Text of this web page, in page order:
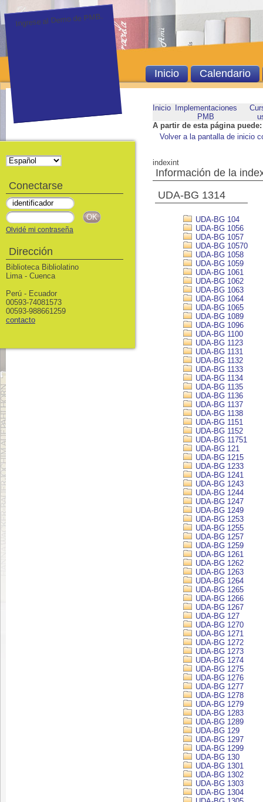
Inicio
Implementaciones
PMB
A partir de esta página puede:
Volver a la pantalla de inicio
indexint
Información de la
UDA-BG 1314
UDA-BG 104
UDA-BG 1056
UDA-BG 1057
UDA-BG 10570
UDA-BG 1058
UDA-BG 1059
UDA-BG 1061
UDA-BG 1062
UDA-BG 1063
UDA-BG 1064
UDA-BG 1065
UDA-BG 1089
UDA-BG 1096
UDA-BG 1100
UDA-BG 1123
UDA-BG 1131
UDA-BG 1132
UDA-BG 1133
UDA-BG 1134
UDA-BG 1135
UDA-BG 1136
UDA-BG 1137
UDA-BG 1138
UDA-BG 1151
UDA-BG 1152
UDA-BG 11751
UDA-BG 121
UDA-BG 1215
UDA-BG 1233
UDA-BG 1241
UDA-BG 1243
UDA-BG 1244
UDA-BG 1247
UDA-BG 1249
UDA-BG 1253
UDA-BG 1255
UDA-BG 1257
UDA-BG 1259
UDA-BG 1261
UDA-BG 1262
UDA-BG 1263
UDA-BG 1264
UDA-BG 1265
UDA-BG 1266
UDA-BG 1267
UDA-BG 127
UDA-BG 1270
UDA-BG 1271
UDA-BG 1272
UDA-BG 1273
UDA-BG 1274
UDA-BG 1275
UDA-BG 1276
UDA-BG 1277
UDA-BG 1278
UDA-BG 1279
UDA-BG 1283
UDA-BG 1289
UDA-BG 129
UDA-BG 1297
UDA-BG 1299
UDA-BG 130
UDA-BG 1301
UDA-BG 1302
UDA-BG 1303
UDA-BG 1304
Ingrese al Demo de PMB.
Inicio Calendario
Conectarse
Olvidé mi contraseña
Dirección
Biblioteca Bibliolatino
Lima - Cuenca
Perú - Ecuador
00593-74081573
00593-988661259
contacto